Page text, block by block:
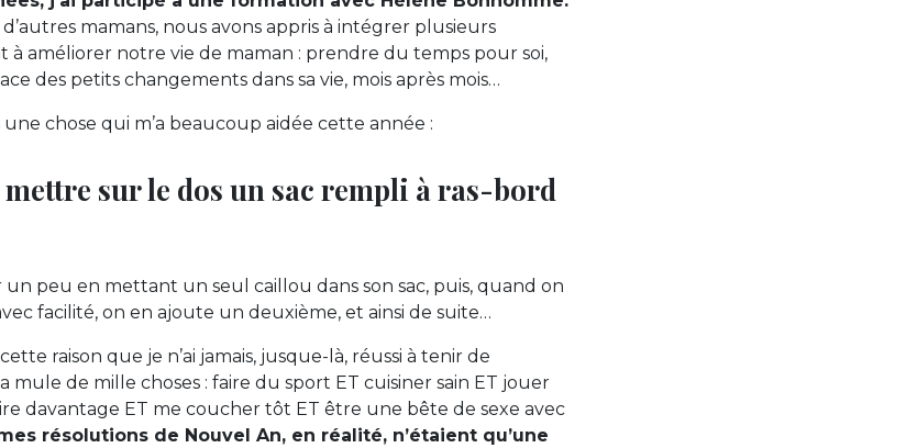
mamans, nous avons appris à intégrer plusieurs
à améliorer notre vie de maman : prendre du temps pour soi,
des petits changements dans sa vie, mois après mois…
une chose qui m’a beaucoup aidée cette année :
sur le dos un sac rempli à ras-bord
un peu en mettant un seul caillou dans son sac, puis, quand on
facilité, on en ajoute un deuxième, et ainsi de suite…
raison que je n’ai jamais, jusque-là, réussi à tenir de
mule de mille choses : faire du sport ET cuisiner sain ET jouer
davantage ET me coucher tôt ET être une bête de sexe avec
résolutions de Nouvel An, en réalité, n’étaient qu’une